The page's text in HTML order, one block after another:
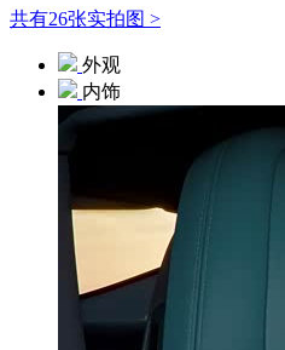
共有26张实拍图 >
外观
内饰